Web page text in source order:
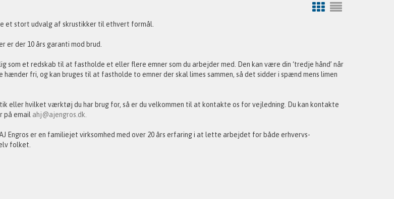
et stort udvalg af skrustikker til ethvert formål.
er der 10 års garanti mod brud.
som et redskab til at fastholde et eller flere emner som du arbejder med. Den kan være din ‘tredje hånd’ når
hænder fri, og kan bruges til at fastholde to emner der skal limes sammen, så det sidder i spænd mens limen
eller hvilket værktøj du har brug for, så er du velkommen til at kontakte os for vejledning. Du kan kontakte
på email ahj@ajengros.dk.
Engros er en familiejet virksomhed med over 20 års erfaring i at lette arbejdet for både erhvervs-
folket.